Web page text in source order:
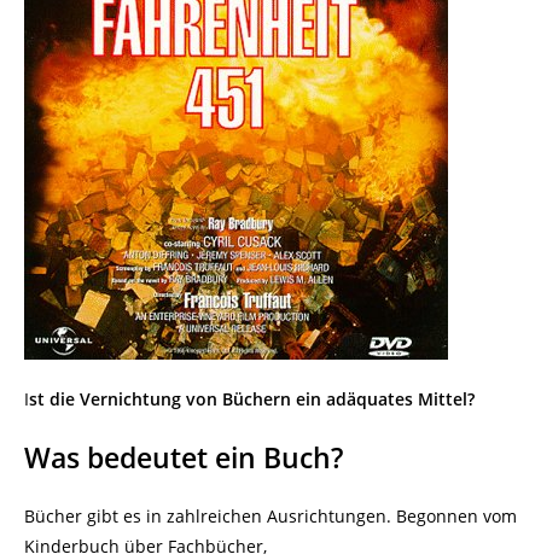
Ist die Vernichtung von Büchern ein adäquates Mittel?
Was bedeutet ein Buch?
Bücher gibt es in zahlreichen Ausrichtungen. Begonnen vom
Kinderbuch über Fachbücher,